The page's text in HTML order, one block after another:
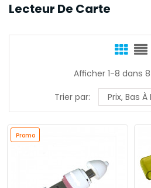
Lecteur De Carte
Afficher 1-8 dans
Trier par:
Prix, Bas
Promo